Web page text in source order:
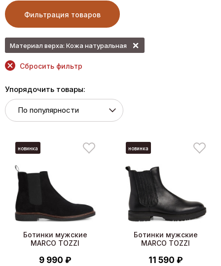
Фильтрация товаров
Материал верха: Кожа натуральная
Сбросить фильтр
Упорядочить товары:
новинка
Ботинки мужские
MARCO TOZZI
9 990 ₽
новинка
Ботинки мужские
MARCO TOZZI
11 590 ₽